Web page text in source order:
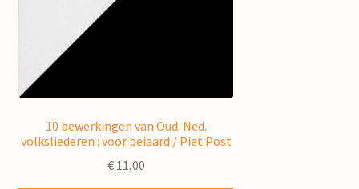
10 bewerkingen van Oud-Ned.
volksliederen : voor beiaard / Piet Post
€11,00